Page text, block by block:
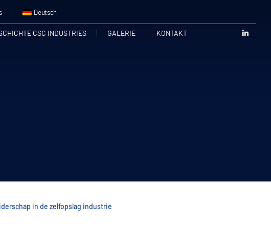
Deutsch
CSC INDUSTRIES GALERIE KONTAKT
in de zelfopslag industrie